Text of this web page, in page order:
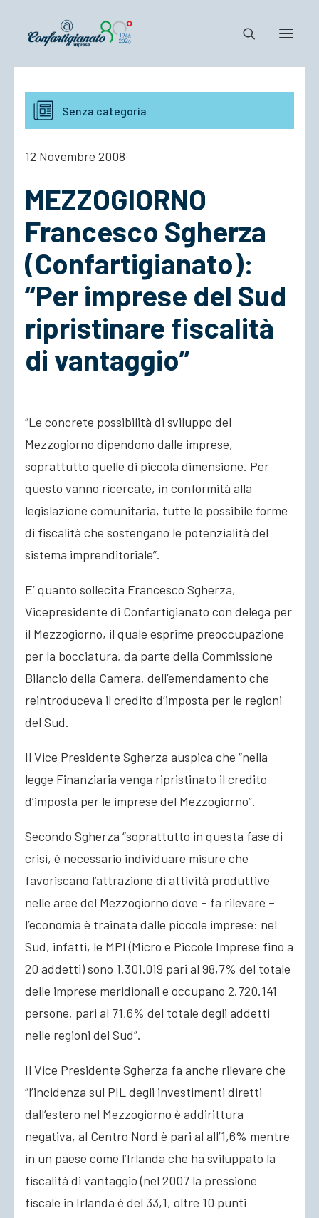
Notizie e Documenti
Confartigianato
Cosa Facciamo
ACCEDI
Senza categoria
12 Novembre 2008
MEZZOGIORNO
Francesco Sgherza
(Confartigianato):
“Per imprese del Sud
ripristinare fiscalità
di vantaggio”
“Le concrete possibilità di sviluppo del
Mezzogiorno dipendono dalle imprese,
soprattutto quelle di piccola dimensione. Per
questo vanno ricercate, in conformità alla
legislazione comunitaria, tutte le possibile forme
di fiscalità che sostengano le potenzialità del
sistema imprenditoriale”.
E’ quanto sollecita Francesco Sgherza,
Vicepresidente di Confartigianato con delega per
il Mezzogiorno, il quale esprime preoccupazione
per la bocciatura, da parte della Commissione
Bilancio della Camera, dell’emendamento che
reintroduceva il credito d’imposta per le regioni
del Sud.
Il Vice Presidente Sgherza auspica che “nella
legge Finanziaria venga ripristinato il credito
d’imposta per le imprese del Mezzogiorno”.
Secondo Sgherza “soprattutto in questa fase di
crisi, è necessario individuare misure che
favoriscano l’attrazione di attività produttive
nelle aree del Mezzogiorno dove – fa rilevare –
l’economia è trainata dalle piccole imprese: nel
Sud, infatti, le MPI (Micro e Piccole Imprese fino a
20 addetti) sono 1.301.019 pari al 98,7% del totale
delle imprese meridionali e occupano 2.720.141
persone, pari al 71,6% del totale degli addetti
nelle regioni del Sud”.
Il Vice Presidente Sgherza fa anche rilevare che
“l’incidenza sul PIL degli investimenti diretti
dall’estero nel Mezzogiorno è addirittura
negativa, al Centro Nord è pari al all’1,6% mentre
in un paese come l’Irlanda che ha sviluppato la
fiscalità di vantaggio (nel 2007 la pressione
fiscale in Irlanda è del 33,1, oltre 10 punti